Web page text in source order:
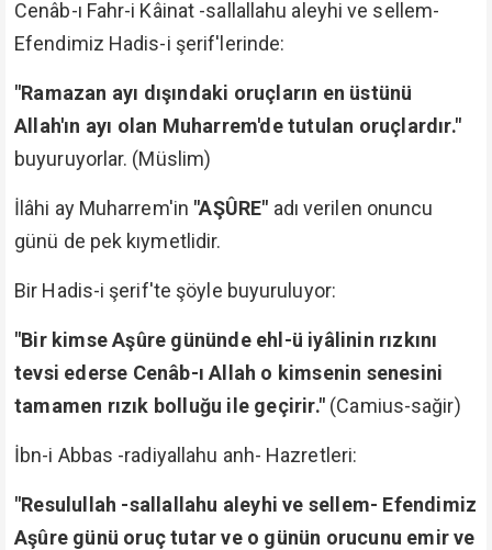
Cenâb-ı Fahr-i Kâinat -sallallahu aleyhi ve sellem-
Efendimiz Hadis-i şerif'lerinde:
"Ramazan ayı dışındaki oruçların en üstünü
Allah'ın ayı olan Muharrem'de tutulan oruçlardır."
buyuruyorlar. (Müslim)
İlâhi ay Muharrem'in "AŞÛRE" adı verilen onuncu
günü de pek kıymetlidir.
Bir Hadis-i şerif'te şöyle buyuruluyor:
"Bir kimse Aşûre gününde ehl-ü iyâlinin rızkını
tevsi ederse Cenâb-ı Allah o kimsenin senesini
tamamen rızık bolluğu ile geçirir." (Camius-sağir)
İbn-i Abbas -radiyallahu anh- Hazretleri:
"Resulullah -sallallahu aleyhi ve sellem- Efendimiz
Aşûre günü oruç tutar ve o günün orucunu emir ve